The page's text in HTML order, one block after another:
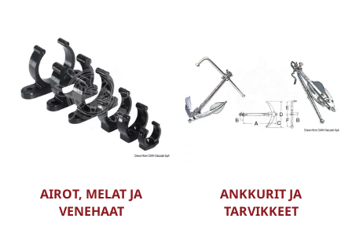
AIROT, MELAT JA
VENEHAAT
ANKKURIT JA
TARVIKKEET